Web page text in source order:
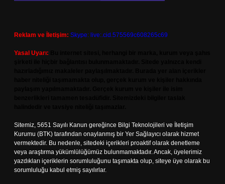
Reklam ve İletişim: Skype: live:.cid.575569c608265c69
Yasal Uyarı:
Sitemiz, 5651 Sayılı Kanun gereğince Bilgi Teknolojileri ve İletişim
Kurumu (BTK) tarafından onaylanmış bir Yer Sağlayıcı olarak hizmet
vermektedir. Bu nedenle, sitedeki içerikleri proaktif olarak denetleme
veya araştırma yükümlülüğümüz bulunmamaktadır. Ancak, üyelerimiz
yazdıkları içeriklerin sorumluluğunu taşımakta olup, siteye üye olarak bu
sorumluluğu kabul etmiş sayılırlar.